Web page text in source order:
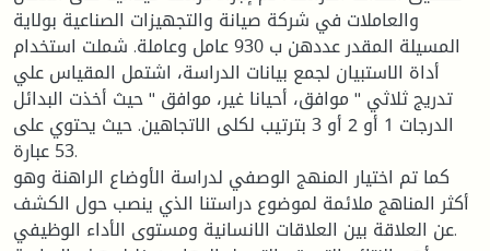
والعاملات في شركة صيانة والتجهيزات الصناعية بولاية
المسيلة المقدر عددهن ب 930 عامل وعاملة. شملت استخدام
أداة الاستبيان لجمع بيانات الدراسة، اشتمل المقياس علي
تدريج ثلاثي " موافق، أحيانا غير، موافق " حيث أخذت البدائل
الدرجات 1 أو 2 أو 3 بترتيب لكلى الاتجاهين. حيث يحتوي على
53 عبارة.
كما تم اختيار المنهج الوصفي لدراسة الأوضاع الراهنة وهو
أكثر المناهج ملائمة لموضوع دراستنا الذي ينصب حول الكشف
عن العلاقة بين العلاقات الانسانية ومستوى الأداء الوظيفي.